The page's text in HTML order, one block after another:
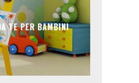
TE PER BAMBINI